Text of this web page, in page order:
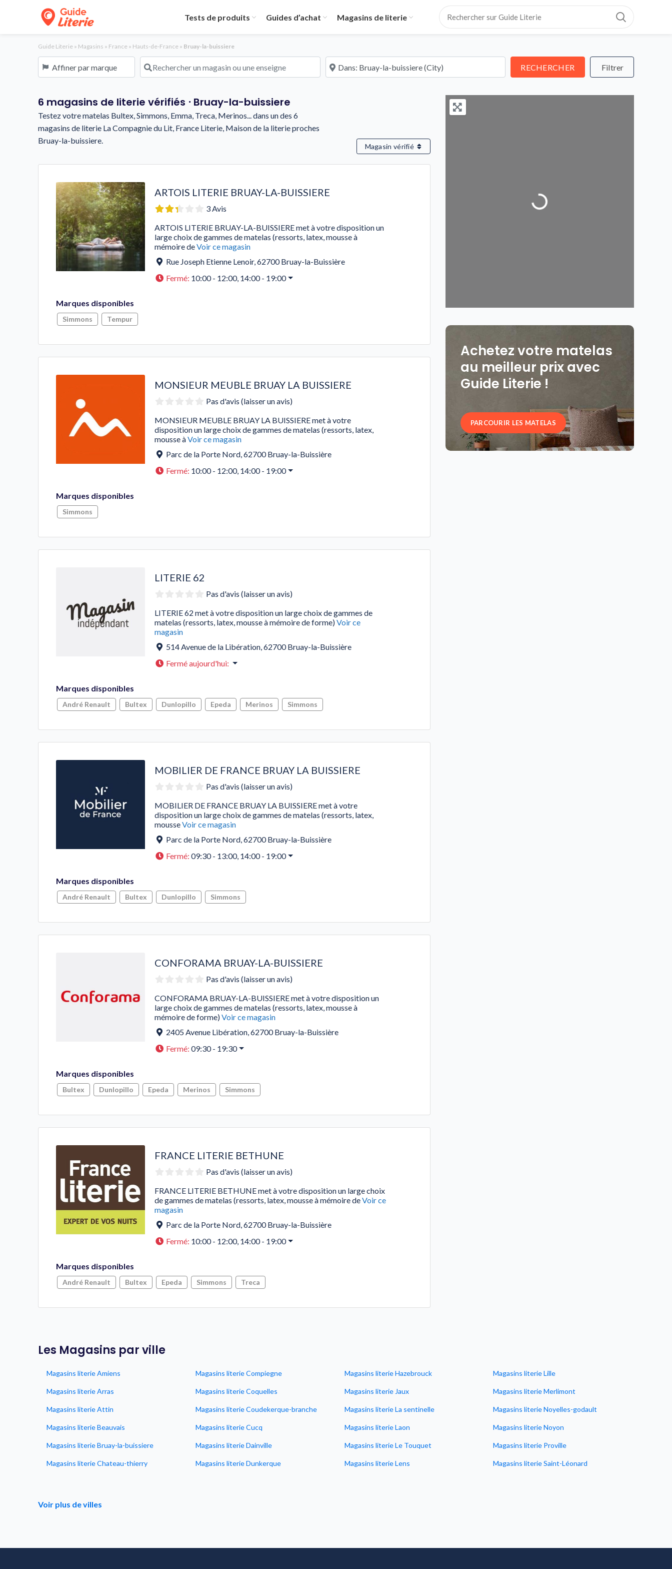
Tests de produits Guides d’achat Magasins de literie
Guide Literie » Magasins » France » Hauts-de-France » Bruay-la-buissiere
Affiner par marque Rechercher un magasin ou une enseigne À proximité de RECHERCHER RECHERCHER
6 magasins de literie vérifiés ⋅ Bruay-la-buissiere
Testez votre matelas Bultex, Simmons, Emma, Treca, Merinos... dans un des 6
magasins de literie La Compagnie du Lit, France Literie, Maison de la literie proches
Bruay-la-buissiere.
Magasin vérifié
ARTOIS LITERIE BRUAY-LA-BUISSIERE
3 Avis
ARTOIS LITERIE BRUAY-LA-BUISSIERE met à votre disposition un
large choix de gammes de matelas (ressorts, latex, mousse à
mémoire deVoir ce magasin
Rue Joseph Etienne Lenoir,62700 Bruay-la-Buissière
Fermé: 10:00 - 12:00, 14:00 - 19:00
Marques disponibles
Simmons Tempur
MONSIEUR MEUBLE BRUAY LA BUISSIERE
Pas d'avis (laisser un avis)
MONSIEUR MEUBLE BRUAY LA BUISSIERE met à votre
disposition un large choix de gammes de matelas (ressorts, latex,
mousse àVoir ce magasin
Parc de la Porte Nord,62700 Bruay-la-Buissière
Fermé: 10:00 - 12:00, 14:00 - 19:00
Marques disponibles
Simmons
LITERIE 62
Pas d'avis (laisser un avis)
LITERIE 62 met à votre disposition un large choix de gammes de
matelas (ressorts, latex, mousse à mémoire de forme)Voir ce
magasin
514 Avenue de la Libération,62700 Bruay-la-Buissière
Fermé aujourd'hui:
Marques disponibles
André Renault Bultex Dunlopillo Epeda Merinos Simmons
MOBILIER DE FRANCE BRUAY LA BUISSIERE
Pas d'avis (laisser un avis)
MOBILIER DE FRANCE BRUAY LA BUISSIERE met à votre
disposition un large choix de gammes de matelas (ressorts, latex,
mousseVoir ce magasin
Parc de la Porte Nord,62700 Bruay-la-Buissière
Fermé:09:30 - 13:00, 14:00 - 19:00
Marques disponibles
André Renault Bultex Dunlopillo Simmons
CONFORAMA BRUAY-LA-BUISSIERE
Pas d'avis (laisser un avis)
CONFORAMA BRUAY-LA-BUISSIERE met à votre disposition un
large choix de gammes de matelas (ressorts, latex, mousse à
mémoire de forme)Voir ce magasin
2405 Avenue Libération,62700 Bruay-la-Buissière
Fermé:09:30 - 19:30
Marques disponibles
Bultex Dunlopillo Epeda Merinos Simmons
FRANCE LITERIE BETHUNE
Pas d'avis (laisser un avis)
FRANCE LITERIE BETHUNE met à votre disposition un large choix
de gammes de matelas (ressorts, latex, mousse à mémoire deVoir ce
magasin
Parc de la Porte Nord,62700 Bruay-la-Buissière
Fermé: 10:00 - 12:00, 14:00 - 19:00
Marques disponibles
André Renault Bultex Epeda Simmons Treca
Loading...
Achetez votre matelas
au meilleur prix avec
Guide Literie !
PARCOURIR LES MATELAS
Les Magasins par ville
Magasins literie Amiens
Magasins literie Arras
Magasins literie Attin
Magasins literie Beauvais
Magasins literie Bruay-la-buissiere
Magasins literie Chateau-thierry
Magasins literie Compiegne
Magasins literie Coquelles
Magasins literie Coudekerque-branche
Magasins literie Cucq
Magasins literie Dainville
Magasins literie Dunkerque
Magasins literie Hazebrouck
Magasins literie Jaux
Magasins literie La sentinelle
Magasins literie Laon
Magasins literie Le Touquet
Magasins literie Lens
Magasins literie Lille
Magasins literie Merlimont
Magasins literie Noyelles-godault
Magasins literie Noyon
Magasins literie Proville
Magasins literie Saint-Léonard
Voir plus de villes